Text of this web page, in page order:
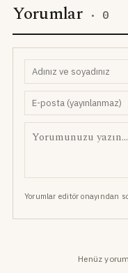
Yorumlar · 0
Yorumlar editör onayından
Henüz